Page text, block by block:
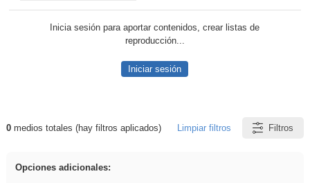
Inicia sesión para aportar contenidos, crear listas de
reproducción...
Iniciar sesión
Resultados de: Acinonyx
0medios totales (hay filtros aplicados) Limpiar filtros Filtros
Opciones adicionales: